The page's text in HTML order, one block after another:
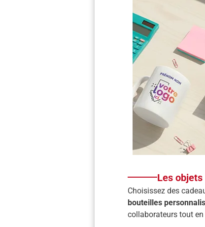
Les
Choisissez des
bouteilles
collaborateurs tout